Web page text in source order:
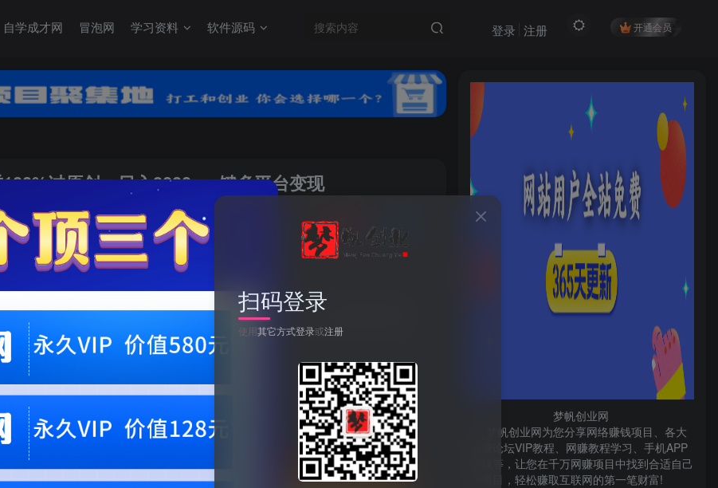
自学成才网 冒泡网 学习资料 软件源码 开通会员
登录 注册
过原创，日入3000+一键多平台变现
关注
0 188 15
9598期）中视频24年最新玩法，双去重100%过原创，日入3000+一键多平台变现
内容为付费阅读，请付费后查看
会员专属资源
黄金会员 免费 钻石会员免费
您暂无购买权限，请先开通会员
HI！请登录
登录
梦帆创业网
梦帆创业网为您分享网络赚钱项目、各大
网赚论坛VIP教程、网赚教程学习、手机APP
赚钱等，让您在千万网赚项目中找到合适自己
的项目，轻松赚取互联网的第一笔财富!
扫码登录
使用其它方式登录或注册